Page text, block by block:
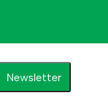
Newsletter